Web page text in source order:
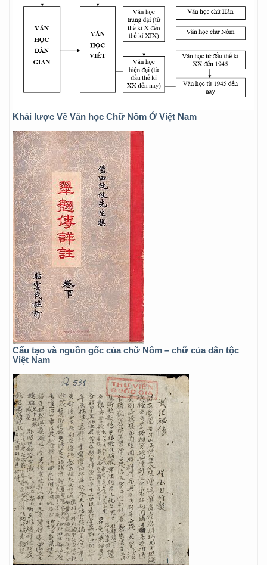
Khái lược Về Văn học Chữ Nôm Ở Việt Nam
Cấu tạo và nguồn gốc của chữ Nôm – chữ của dân tộc
Việt Nam